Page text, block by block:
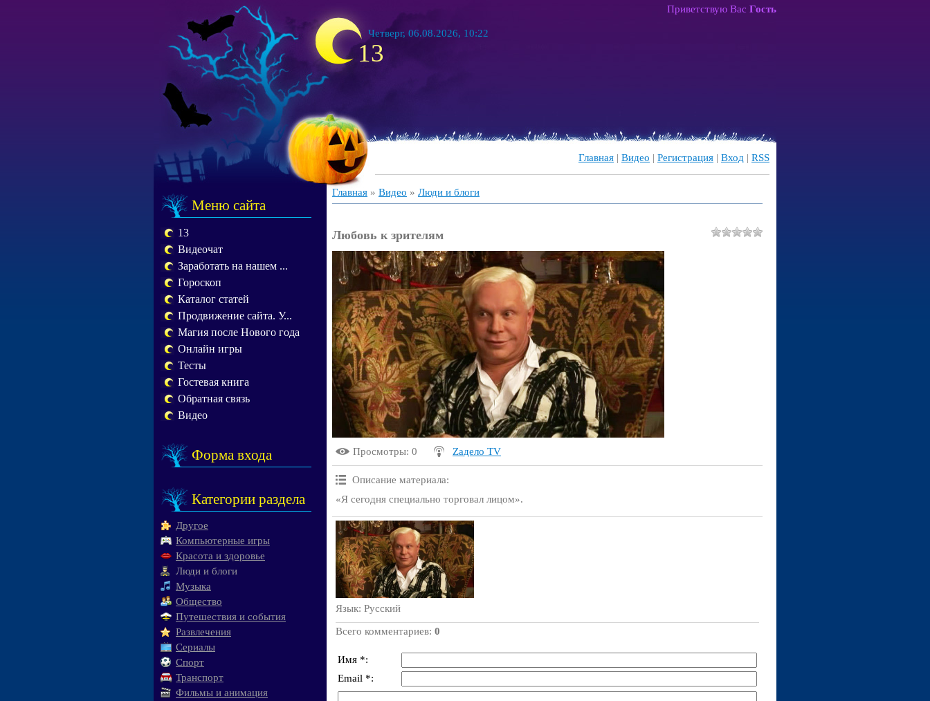
13
Четверг, 06.08.2026, 10:22
Приветствую Вас Гость
Главная | Видео | Регистрация | Вход | RSS
Меню сайта
13
Видеочат
Заработать на нашем ...
Гороскоп
Каталог статей
Продвижение сайта. У...
Магия после Нового года
Онлайн игры
Тесты
Гостевая книга
Обратная связь
Видео
Форма входа
Категории раздела
Другое
Компьютерные игры
Красота и здоровье
Люди и блоги
Музыка
Общество
Путешествия и события
Развлечения
Сериалы
Спорт
Транспорт
Фильмы и анимация
Главная » Видео » Люди и блоги
Любовь к зрителям
Просмотры: 0 Zадело TV
Описание материала:
«Я сегодня специально торговал лицом».
Язык: Русский
Всего комментариев: 0
Имя *:
Email *: